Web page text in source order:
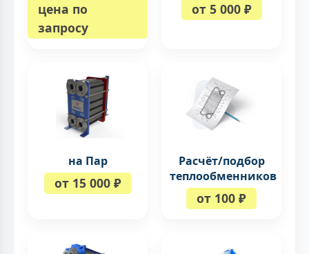
цена по
запросу
от 5 000 ₽
на Пар
от 15 000 ₽
Расчёт/подбор
теплообменников
от 100 ₽